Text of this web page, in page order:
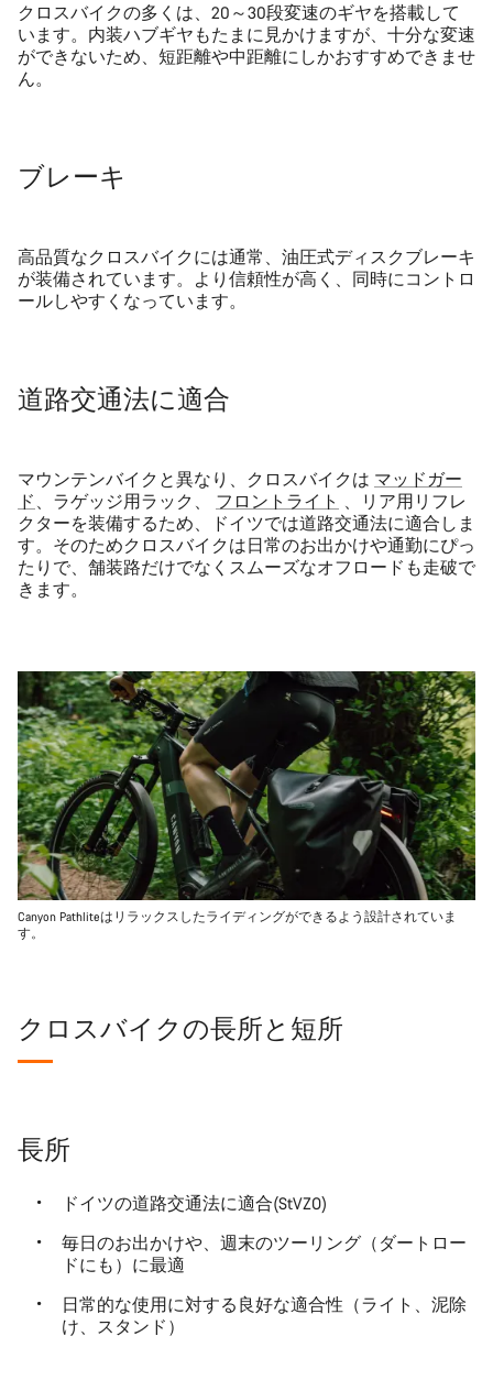
クロスバイクの多くは、20～30段変速のギヤを搭載して
います。内装ハブギヤもたまに見かけますが、十分な変速
ができないため、短距離や中距離にしかおすすめできませ
ん。
ブレーキ
高品質なクロスバイクには通常、油圧式ディスクブレーキ
が装備されています。より信頼性が高く、同時にコントロ
ールしやすくなっています。
道路交通法に適合
マウンテンバイクと異なり、クロスバイクは マッドガー
ド
、ラゲッジ用ラック、 フロントライト
、リア用リフレ
クターを装備するため、ドイツでは道路交通法に適合しま
す。そのためクロスバイクは日常のお出かけや通勤にぴっ
たりで、舗装路だけでなくスムーズなオフロードも走破で
きます。
Canyon Pathliteはリラックスしたライディングができるよう設計されていま
す。
クロスバイクの長所と短所
長所
ドイツの道路交通法に適合(StVZO)
毎日のお出かけや、週末のツーリング（ダートロー
ドにも）に最適
日常的な使用に対する良好な適合性（ライト、泥除
け、スタンド）